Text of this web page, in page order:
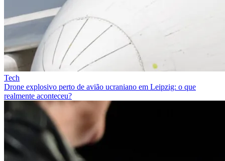
Tech
Drone explosivo perto de avião ucraniano em Leipzig: o que
realmente aconteceu?